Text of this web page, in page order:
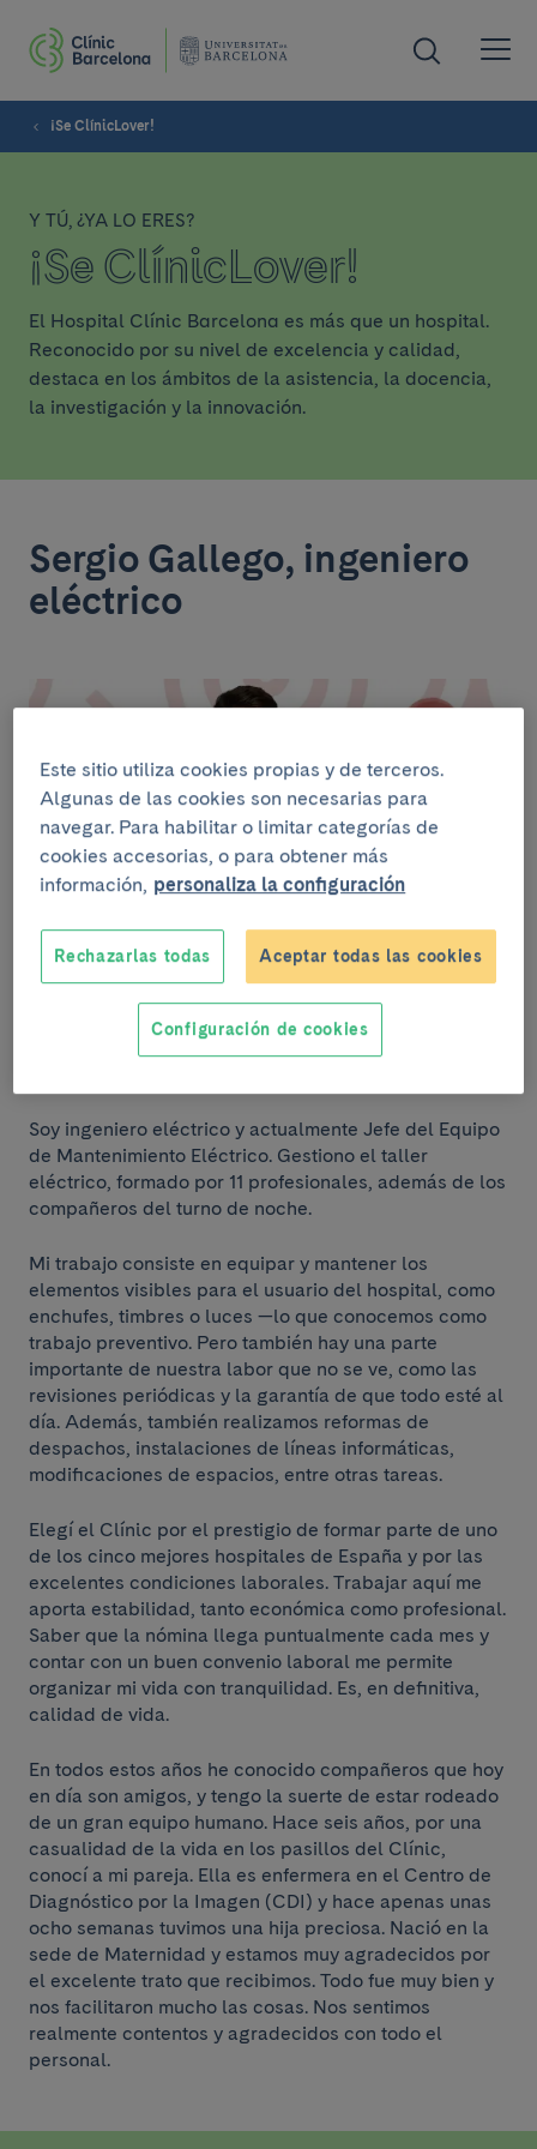
¡Se ClínicLover!
Y TÚ, ¿YA LO ERES?
¡Se ClínicLover!
El Hospital Clínic Barcelona es más que un hospital.
Reconocido por su nivel de excelencia y calidad,
destaca en los ámbitos de la asistencia, la docencia,
la investigación y la innovación.
Sergio Gallego, ingeniero
eléctrico
trabajando en el Hospital Clínic. Entré con tan solo 22
años, gracias al que en ese momento era mi jefe y
Soy ingeniero eléctrico y actualmente Jefe del Equipo
de Mantenimiento Eléctrico. Gestiono el taller
eléctrico, formado por 11 profesionales, además de los
compañeros del turno de noche.
Mi trabajo consiste en equipar y mantener los
elementos visibles para el usuario del hospital, como
enchufes, timbres o luces —lo que conocemos como
trabajo preventivo. Pero también hay una parte
importante de nuestra labor que no se ve, como las
revisiones periódicas y la garantía de que todo esté al
día. Además, también realizamos reformas de
despachos, instalaciones de líneas informáticas,
modificaciones de espacios, entre otras tareas.
Elegí el Clínic por el prestigio de formar parte de uno
de los cinco mejores hospitales de España y por las
excelentes condiciones laborales. Trabajar aquí me
aporta estabilidad, tanto económica como profesional.
Saber que la nómina llega puntualmente cada mes y
contar con un buen convenio laboral me permite
organizar mi vida con tranquilidad. Es, en definitiva,
calidad de vida.
En todos estos años he conocido compañeros que hoy
en día son amigos, y tengo la suerte de estar rodeado
de un gran equipo humano. Hace seis años, por una
casualidad de la vida en los pasillos del Clínic,
conocí a mi pareja. Ella es enfermera en el Centro de
Diagnóstico por la Imagen (CDI) y hace apenas unas
ocho semanas tuvimos una hija preciosa. Nació en la
sede de Maternidad y estamos muy agradecidos por
el excelente trato que recibimos. Todo fue muy bien y
nos facilitaron mucho las cosas. Nos sentimos
realmente contentos y agradecidos con todo el
personal.
Este sitio utiliza cookies propias y de terceros.
Algunas de las cookies son necesarias para
navegar. Para habilitar o limitar categorías de
cookies accesorias, o para obtener más
información, personaliza la configuración
Rechazarlas todas Aceptar todas las cookies
Configuración de cookies